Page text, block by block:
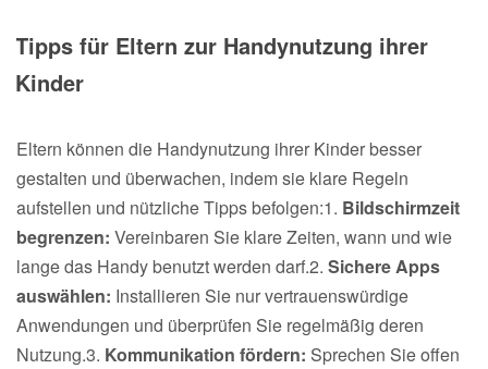
Tipps für Eltern zur Handynutzung ihrer
Kinder
Eltern können die Handynutzung ihrer Kinder besser
gestalten und überwachen, indem sie klare Regeln
aufstellen und nützliche Tipps befolgen:1. Bildschirmzeit
begrenzen: Vereinbaren Sie klare Zeiten, wann und wie
lange das Handy benutzt werden darf.2. Sichere Apps
auswählen: Installieren Sie nur vertrauenswürdige
Anwendungen und überprüfen Sie regelmäßig deren
Nutzung.3. Kommunikation fördern: Sprechen Sie offen